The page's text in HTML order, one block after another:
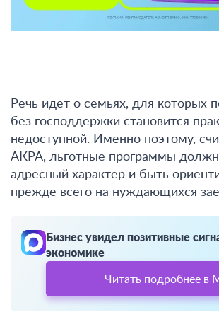
Речь идет о семьях, для которых
без господдержки становится
недоступной. Именно поэтому,
АКРА, льготные программы
адресный характер и быть
прежде всего на нуждающихся
Бизнес увидел позитивные
экономике
Читать подробнее в